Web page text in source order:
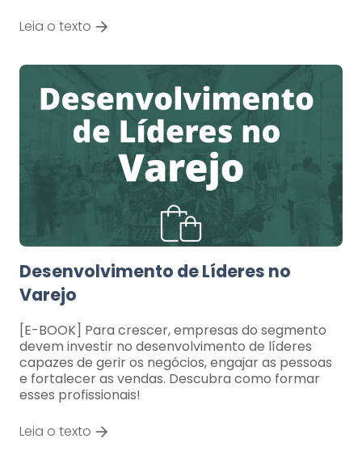
Leia o texto
Desenvolvimento de Líderes no
Varejo
[E-BOOK] Para crescer, empresas do segmento
devem investir no desenvolvimento de líderes
capazes de gerir os negócios, engajar as pessoas
e fortalecer as vendas. Descubra como formar
esses profissionais!
Leia o texto